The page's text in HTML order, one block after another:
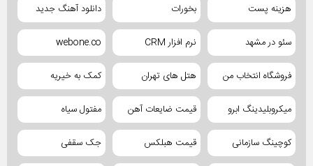
هزینه پست بخورات دانلود آهنگ جدید
سئو در مشهد نرم افزار CRM webone.co
فروشگاه انتخاب من هتل های تهران کمک به خیریه
میکروبلیدینگ ابرو قیمت ضایعات آهن مفتول سیاه
کوچینگ سازمانی قیمت هبلکس جک سقفی